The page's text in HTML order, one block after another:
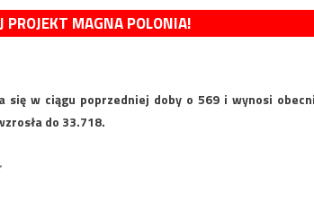
PROJEKT MAGNA POLONIA!
w ciągu poprzedniej doby o 569 i wynosi
do 33.718.